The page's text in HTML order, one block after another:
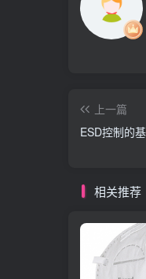
上一篇
ESD控制的
相关推荐